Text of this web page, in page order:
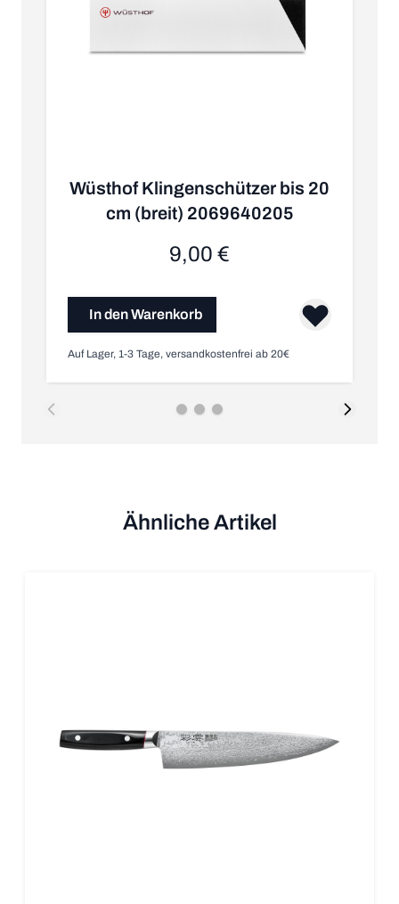
Wüsthof Klingenschützer bis 20
cm (breit) 2069640205
9,00 €
In den Warenkorb
Auf Lager, 1-3 Tage, versandkostenfrei ab 20€
Ähnliche Artikel